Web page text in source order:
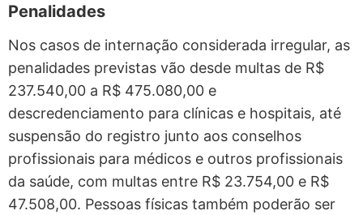
Penalidades
Nos casos de internação considerada irregular, as
penalidades previstas vão desde multas de R$
237.540,00 a R$ 475.080,00 e
descredenciamento para clínicas e hospitais, até
suspensão do registro junto aos conselhos
profissionais para médicos e outros profissionais
da saúde, com multas entre R$ 23.754,00 e R$
47.508,00. Pessoas físicas também poderão ser